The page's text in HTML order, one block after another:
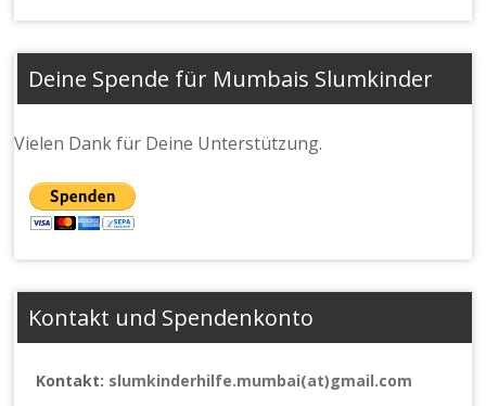
Deine Spende für Mumbais Slumkinder
Vielen Dank für Deine Unterstützung.
Kontakt und Spendenkonto
Kontakt: slumkinderhilfe.mumbai(at)gmail.com